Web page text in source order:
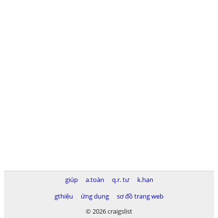
giúp a.toàn q.r. tư
k.hạn
gthiệu
ứng dụng
sơ đồ trang web
© 2026 craigslist